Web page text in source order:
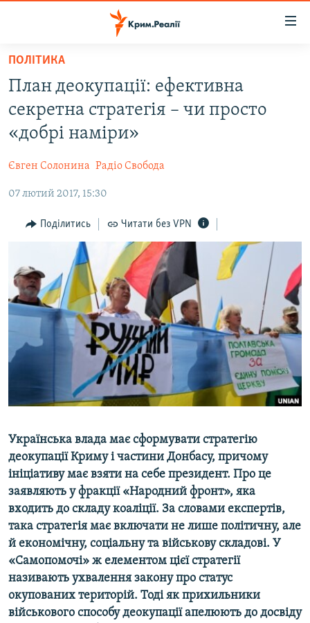
Перейти
основного
матеріалу
Перейти
до
основної
Перейти
пошуку
ВОДА.КРИМ
ВІДЕО ТА ФОТО
БЛОГИ
ПОГЛЯД
ІНТЕРВ'Ю
ВСЕ ЗА ДЕНЬ
СПЕЦПРОЕКТИ
ДЕПОРТАЦІЯ
ВІДЕОУРОКИ «ELIFBE»
СВІДЧЕННЯ ОКУПАЦІЇ
УКРАЇНСЬКА ПРОБЛЕМА КРИМУ
ІНФОГРАФІКА
ЯК ОБІЙТИ БЛОКУВАННЯ
Qırımtatar
Усі сайти RFE/RL
ПОЛІТИКА
План деокупації: ефективна
секретна стратегія – чи просто
«добрі наміри»
Євген Солонина Радіо Свобода
07 лютий 2017, 15:30
Поділитись Читати без VPN
Українська влада має сформувати стратегію
деокупації Криму і частини Донбасу, причому
ініціативу має взяти на себе президент. Про це
заявляють у фракції «Народний фронт», яка
входить до складу коаліції. За словами експертів,
така стратегія має включати не лише політичну, але
й економічну, соціальну та військову складові. У
«Самопомочі» ж елементом цієї стратегії
називають ухвалення закону про статус
окупованих територій. Тоді як прихильники
військового способу деокупації апелюють до досвіду